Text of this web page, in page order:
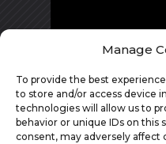
Manage
To provide the best
to store and/or access device
technologies will allow us to
behavior or unique IDs on
consent, may adversely affect